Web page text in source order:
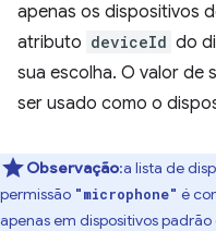
apenas os dispositivos
atributo deviceId do
sua escolha. O valor de
ser usado como o
Observação:a lista de
permissão "microphone" é
apenas em dispositivos